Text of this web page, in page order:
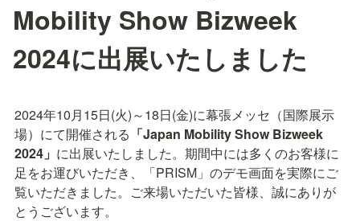
Mobility Show Bizweek
2024に出展いたしました
2024年10月15日(火)～18日(金)に幕張メッセ（国際展示
場）にて開催される 「Japan Mobility Show Bizweek
2024」 に出展いたしました。期間中には多くのお客様に
足をお運びいただき、「PRISM」のデモ画面を実際にご
覧いただきました。ご来場いただいた皆様、誠にありが
とうございます。